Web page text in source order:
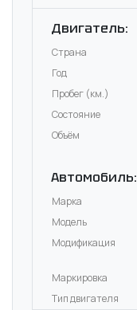
Двигатель:
Страна
Год
Пробег (км.)
Состояние
Объём
Автомобиль:
Марка
Модель
Модификация
Маркировка
Тип двигателя